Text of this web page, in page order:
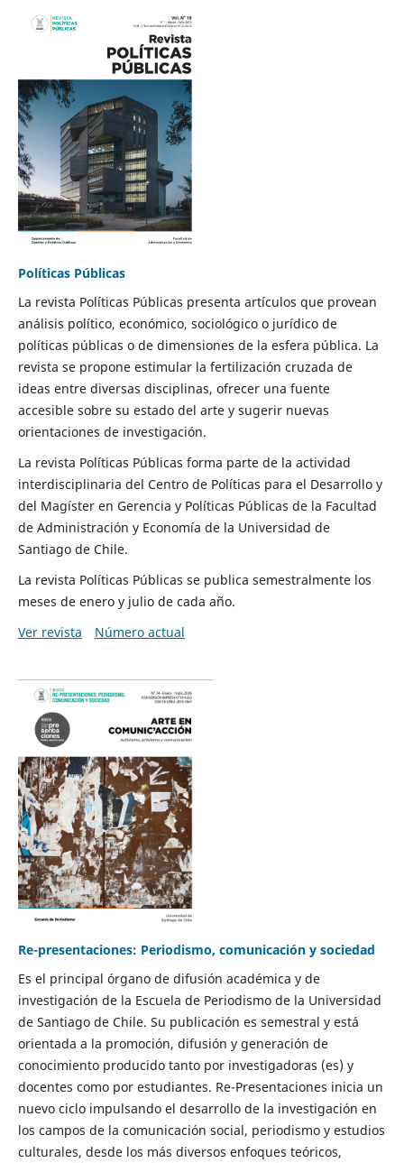
Políticas Públicas
La revista Políticas Públicas presenta artículos que provean
análisis político, económico, sociológico o jurídico de
políticas públicas o de dimensiones de la esfera pública. La
revista se propone estimular la fertilización cruzada de
ideas entre diversas disciplinas, ofrecer una fuente
accesible sobre su estado del arte y sugerir nuevas
orientaciones de investigación.
La revista Políticas Públicas forma parte de la actividad
interdisciplinaria del Centro de Políticas para el Desarrollo y
del Magíster en Gerencia y Políticas Públicas de la Facultad
de Administración y Economía de la Universidad de
Santiago de Chile.
La revista Políticas Públicas se publica semestralmente los
meses de enero y julio de cada año.
Ver revista
Número actual
Re-presentaciones: Periodismo, comunicación y sociedad
Es el principal órgano de difusión académica y de
investigación de la Escuela de Periodismo de la Universidad
de Santiago de Chile. Su publicación es semestral y está
orientada a la promoción, difusión y generación de
conocimiento producido tanto por investigadoras (es) y
docentes como por estudiantes. Re-Presentaciones inicia un
nuevo ciclo impulsando el desarrollo de la investigación en
los campos de la comunicación social, periodismo y estudios
culturales, desde los más diversos enfoques teóricos,